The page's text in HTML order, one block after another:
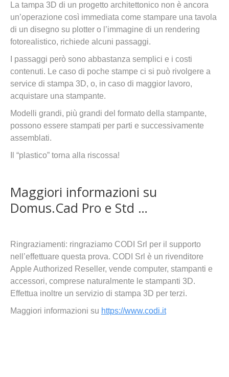
La tampa 3D di un progetto architettonico non è ancora
un’operazione così immediata come stampare una tavola
di un disegno su plotter o l’immagine di un rendering
fotorealistico, richiede alcuni passaggi.
I passaggi però sono abbastanza semplici e i costi
contenuti. Le caso di poche stampe ci si può rivolgere a
service di stampa 3D, o, in caso di maggior lavoro,
acquistare una stampante.
Modelli grandi, più grandi del formato della stampante,
possono essere stampati per parti e successivamente
assemblati.
Il “plastico” torna alla riscossa!
Maggiori informazioni su
Domus.Cad Pro e Std …
Ringraziamenti: ringraziamo CODI Srl per il supporto
nell’effettuare questa prova. CODI Srl è un rivenditore
Apple Authorized Reseller, vende computer, stampanti e
accessori, comprese naturalmente le stampanti 3D.
Effettua inoltre un servizio di stampa 3D per terzi.
Maggiori informazioni su https://www.codi.it